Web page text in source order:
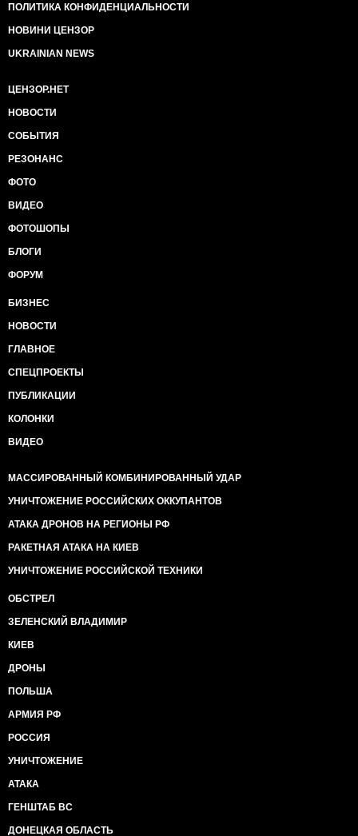
ПОЛИТИКА КОНФИДЕНЦИАЛЬНОСТИ
НОВИНИ ЦЕНЗОР
UKRAINIAN NEWS
ЦЕНЗОР.НЕТ
НОВОСТИ
СОБЫТИЯ
РЕЗОНАНС
ФОТО
ВИДЕО
ФОТОШОПЫ
БЛОГИ
ФОРУМ
БИЗНЕС
НОВОСТИ
ГЛАВНОЕ
СПЕЦПРОЕКТЫ
ПУБЛИКАЦИИ
КОЛОНКИ
ВИДЕО
МАССИРОВАННЫЙ КОМБИНИРОВАННЫЙ УДАР
УНИЧТОЖЕНИЕ РОССИЙСКИХ ОККУПАНТОВ
АТАКА ДРОНОВ НА РЕГИОНЫ РФ
РАКЕТНАЯ АТАКА НА КИЕВ
УНИЧТОЖЕНИЕ РОССИЙСКОЙ ТЕХНИКИ
ОБСТРЕЛ
ЗЕЛЕНСКИЙ ВЛАДИМИР
КИЕВ
ДРОНЫ
ПОЛЬША
АРМИЯ РФ
РОССИЯ
УНИЧТОЖЕНИЕ
АТАКА
ГЕНШТАБ ВС
ДОНЕЦКАЯ ОБЛАСТЬ